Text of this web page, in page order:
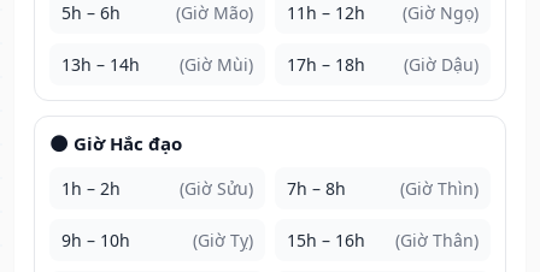
5h – 6h (Giờ Mão) 11h – 12h (Giờ Ngọ)
13h – 14h (Giờ Mùi) 17h – 18h (Giờ Dậu)
🌑 Giờ Hắc đạo
1h – 2h (Giờ Sửu) 7h – 8h (Giờ Thìn)
9h – 10h (Giờ Tỵ) 15h – 16h (Giờ Thân)